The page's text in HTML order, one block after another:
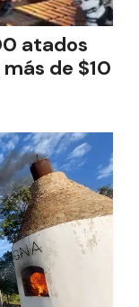
atados
de $10